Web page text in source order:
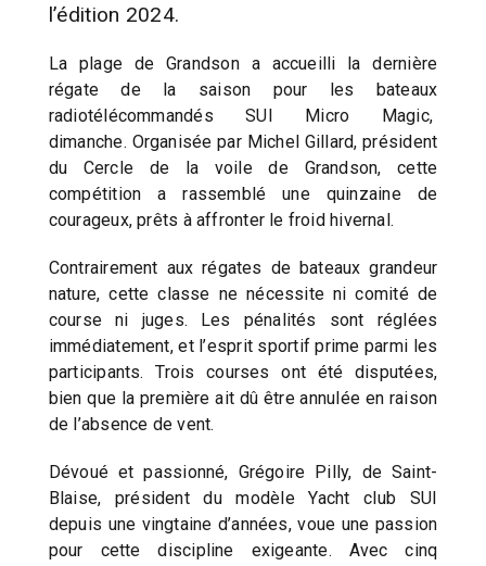
l’édition 2024.
La plage de Grandson a accueilli la dernière
régate de la saison pour les bateaux
radiotélécommandés SUI Micro Magic,
dimanche. Organisée par Michel Gillard, président
du Cercle de la voile de Grandson, cette
compétition a rassemblé une quinzaine de
courageux, prêts à affronter le froid hivernal.
Contrairement aux régates de bateaux grandeur
nature, cette classe ne nécessite ni comité de
course ni juges. Les pénalités sont réglées
immédiatement, et l’esprit sportif prime parmi les
participants. Trois courses ont été disputées,
bien que la première ait dû être annulée en raison
de l’absence de vent.
Dévoué et passionné, Grégoire Pilly, de Saint-
Blaise, président du modèle Yacht club SUI
depuis une vingtaine d’années, voue une passion
pour cette discipline exigeante. Avec cinq